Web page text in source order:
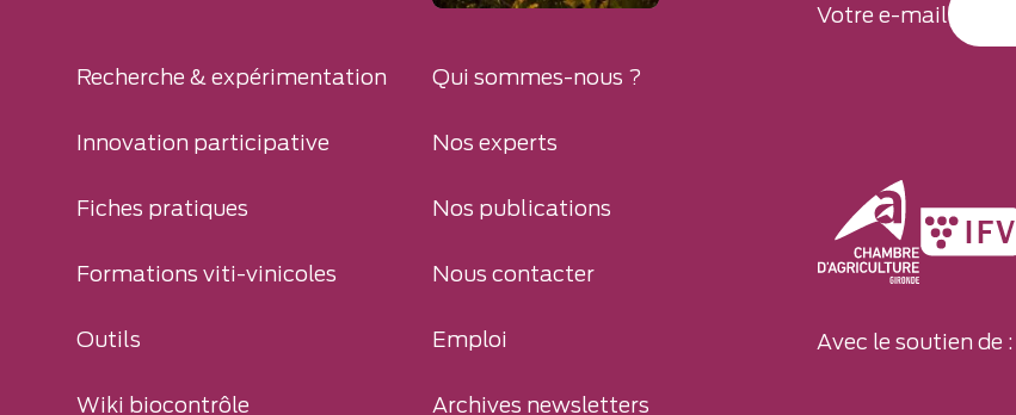
Recherche & expérimentation
Innovation participative
Fiches pratiques
Formations viti-vinicoles
Outils
Wiki biocontrôle
Qui sommes-nous ?
Nos experts
Nos publications
Nous contacter
Emploi
Archives newsletters
Votre e-mail
Avec le soutien de :